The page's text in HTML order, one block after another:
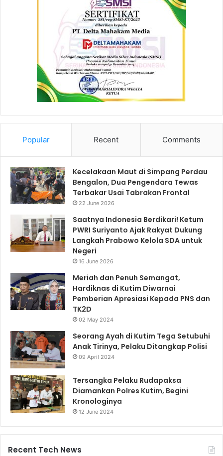
Popular Recent Comments
Kecelakaan Maut di Simpang Perdau
Bengalon, Dua Pengendara Tewas
Terbakar Usai Tabrakan Frontal
22 June 2026
Saatnya Indonesia Berdikari! Ketum
PWRI Suriyanto Ajak Rakyat Dukung
Langkah Prabowo Kelola SDA untuk
Negeri
16 June 2026
Meriah dan Penuh Semangat,
Hardiknas di Kutim Diwarnai
Pemberian Apresiasi Kepada PNS dan
TK2D
02 May 2024
Seorang Ayah di Kutim Tega Setubuhi
Anak Tirinya, Pelaku Ditangkap Polisi
09 April 2024
Tersangka Pelaku Rudapaksa
Diamankan Polres Kutim, Begini
Kronologinya
12 June 2024
Recent Tech News